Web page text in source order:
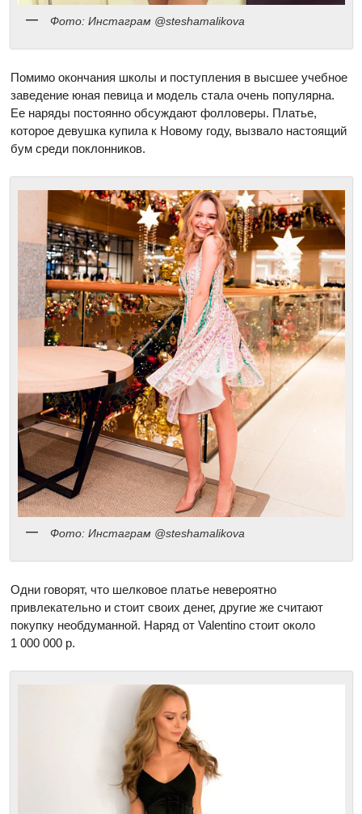
Фото: Инстаграм @steshamalikova
Помимо окончания школы и поступления в высшее учебное
заведение юная певица и модель стала очень популярна.
Ее наряды постоянно обсуждают фолловеры. Платье,
которое девушка купила к Новому году, вызвало настоящий
бум среди поклонников.
Фото: Инстаграм @steshamalikova
Одни говорят, что шелковое платье невероятно
привлекательно и стоит своих денег, другие же считают
покупку необдуманной. Наряд от Valentino стоит около
1 000 000 р.